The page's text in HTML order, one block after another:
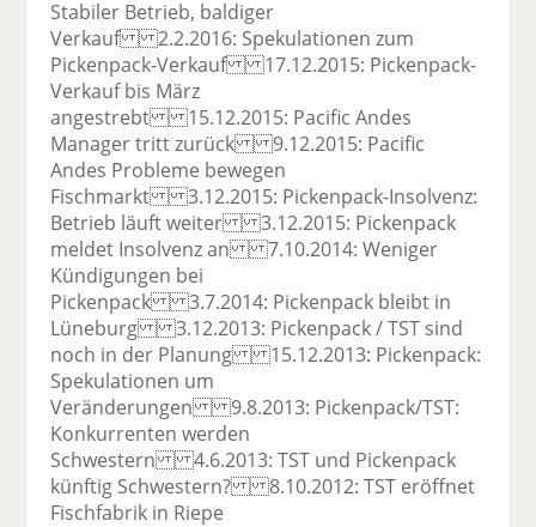
Stabiler Betrieb, baldiger
Verkauf 2.2.2016: Spekulationen zum
Pickenpack-Verkauf 17.12.2015: Pickenpack-
Verkauf bis März
angestrebt 15.12.2015: Pacific Andes
Manager tritt zurück 9.12.2015: Pacific
Andes Probleme bewegen
Fischmarkt 3.12.2015: Pickenpack-Insolvenz:
Betrieb läuft weiter 3.12.2015: Pickenpack
meldet Insolvenz an 7.10.2014: Weniger
Kündigungen bei
Pickenpack 3.7.2014: Pickenpack bleibt in
Lüneburg 3.12.2013: Pickenpack / TST sind
noch in der Planung 15.12.2013: Pickenpack:
Spekulationen um
Veränderungen 9.8.2013: Pickenpack/TST:
Konkurrenten werden
Schwestern 4.6.2013: TST und Pickenpack
künftig Schwestern? 8.10.2012: TST eröffnet
Fischfabrik in Riepe